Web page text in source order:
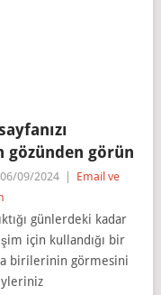
gözünden görün
06/09/2024
Email ve
günlerdeki kadar
için kullandığı bir
birilerinin görmesini